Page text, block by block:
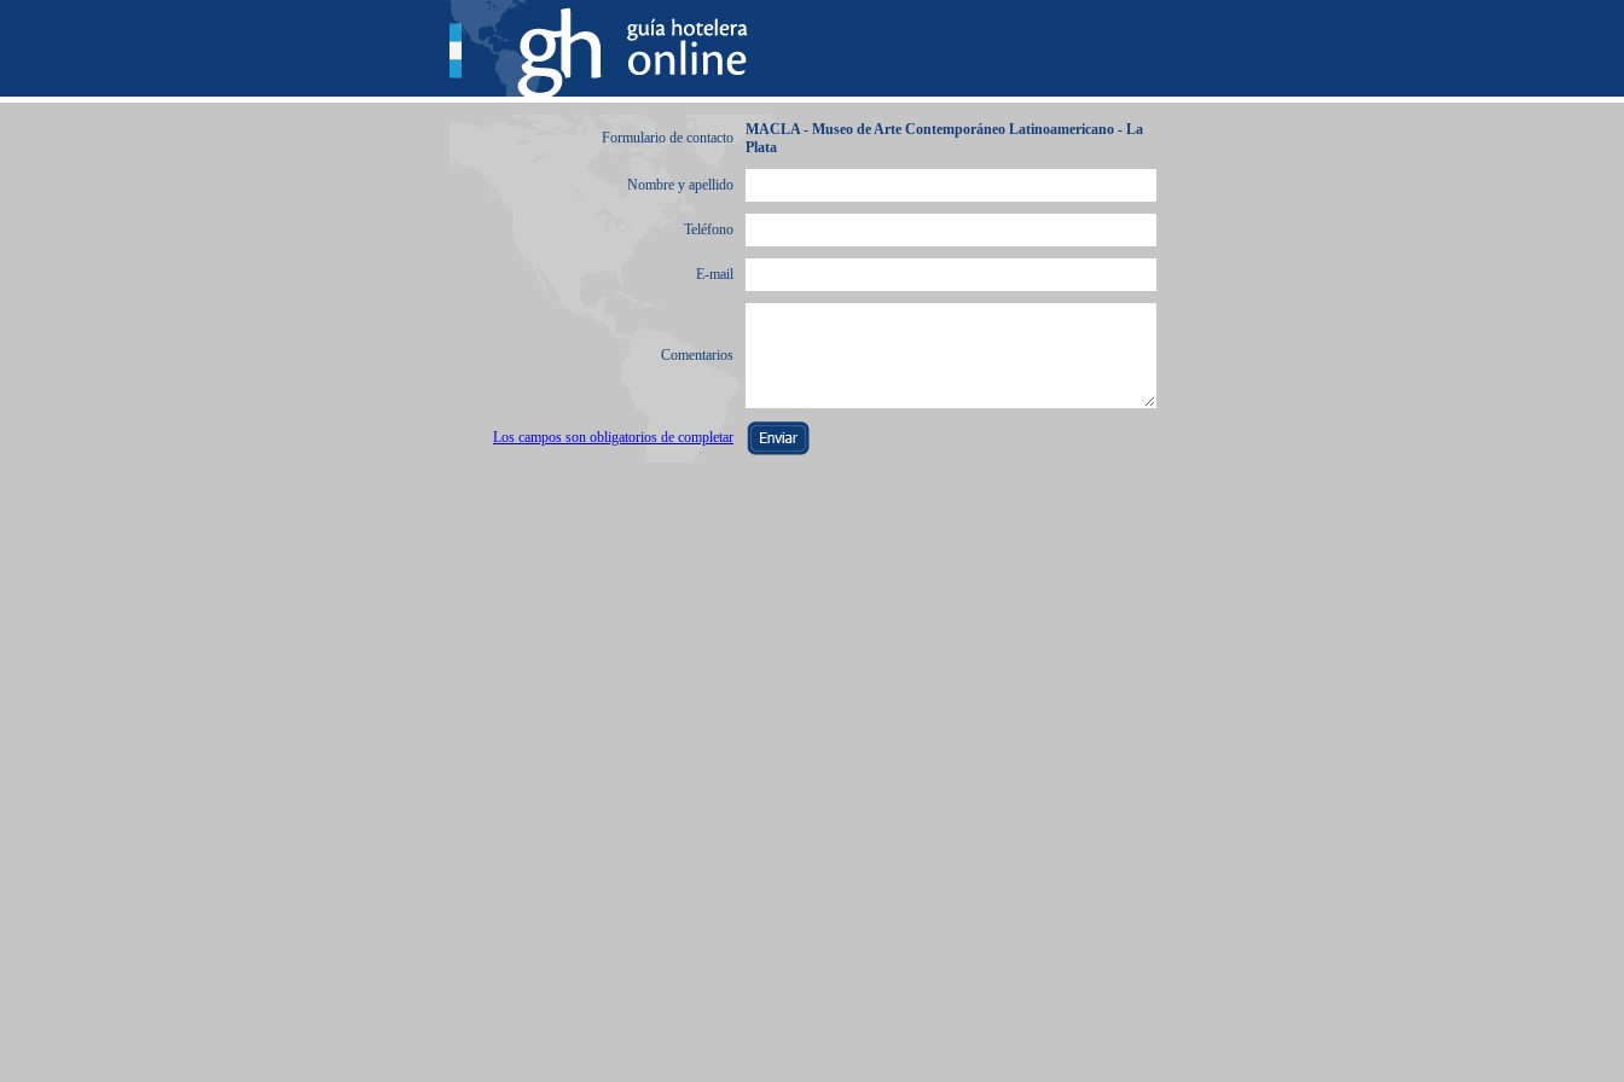
Formulario de contacto
MACLA - Museo de Arte Contemporáneo Latinoamericano - La
Plata
Nombre y apellido
Teléfono
E-mail
Comentarios
Los campos son obligatorios de completar